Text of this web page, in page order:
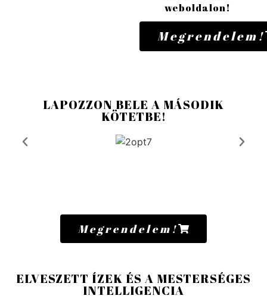
weboldalon!
Megrendelem!
LAPOZZON BELE A MÁSODIK
KÖTETBE!
Megrendelem!
ELVESZETT ÍZEK ÉS A MESTERSÉGES
INTELLIGENCIA